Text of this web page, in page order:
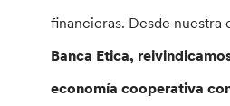
financieras. Desde nuestra
Banca Etica,
economía cooperativa